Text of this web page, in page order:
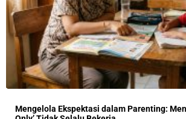
Mengelola Ekspektasi dalam Parenting: